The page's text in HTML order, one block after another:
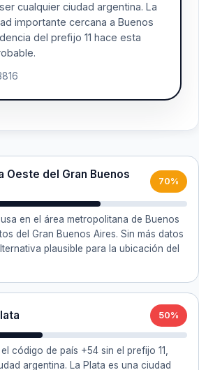
cualquier ciudad argentina. La
importante cercana a Buenos
del prefijo 11 hace esta
Oeste del Gran Buenos
70%
usa en el área metropolitana de Buenos
del Gran Buenos Aires. Sin más datos
plausible para la ubicación del
50%
código de país +54 sin el prefijo 11,
argentina. La Plata es una ciudad